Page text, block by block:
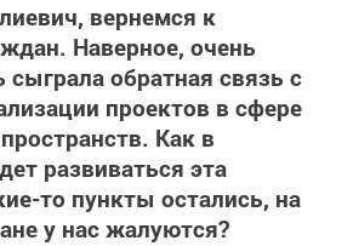
вернемся к
Наверное, очень
сыграла обратная связь с
проектов в сфере
Как в
развиваться эта
то пункты остались, на
у нас жалуются?